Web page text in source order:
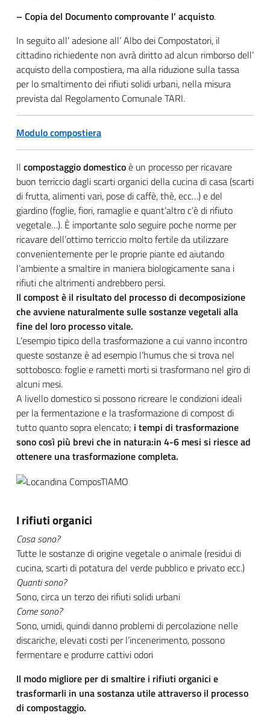
– Copia del Documento comprovante l’ acquisto.
In seguito all’ adesione all’ Albo dei Compostatori, il
cittadino richiedente non avrà diritto ad alcun rimborso dell’
acquisto della compostiera, ma alla riduzione sulla tassa
per lo smaltimento dei rifiuti solidi urbani, nella misura
prevista dal Regolamento Comunale TARI.
Modulo compostiera
Il compostaggio domesticoè un processo per ricavare
buon terriccio dagli scarti organici della cucina di casa (scarti
di frutta, alimenti vari, pose di caffè, thè, ecc…) e del
giardino (foglie, fiori, ramaglie e quant’altro c’è di rifiuto
vegetale…). È importante solo seguire poche norme per
ricavare dell’ottimo terriccio molto fertile da utilizzare
convenientemente per le proprie piante ed aiutando
l’ambiente a smaltire in maniera biologicamente sana i
rifiuti che altrimenti andrebbero persi.
Il compost è il risultato del processo di decomposizione
che avviene naturalmente sulle sostanze vegetali alla
fine del loro processo vitale.
L’esempio tipico della trasformazione a cui vanno incontro
queste sostanze è ad esempio l’humus che si trova nel
sottobosco: foglie e rametti morti si trasformano nel giro di
alcuni mesi.
A livello domestico si possono ricreare le condizioni ideali
per la fermentazione e la trasformazione di compost di
tutto quanto sopra elencato; i tempi di trasformazione
sono così più brevi che in natura:in 4-6 mesi si riesce ad
ottenere una trasformazione completa.
I rifiuti organici
Cosa sono?
Tutte le sostanze di origine vegetale o animale (residui di
cucina, scarti di potatura del verde pubblico e privato ecc.)
Quanti sono?
Sono, circa un terzo dei rifiuti solidi urbani
Come sono?
Sono, umidi, quindi danno problemi di percolazione nelle
discariche, elevati costi per l’incenerimento, possono
fermentare e produrre cattivi odori
Il modo migliore per di smaltire i rifiuti organici e
trasformarli in una sostanza utile attraverso il processo
di compostaggio.